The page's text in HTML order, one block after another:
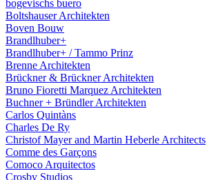
bogevischs buero
Boltshauser Architekten
Boven Bouw
Brandlhuber+
Brandlhuber+ / Tammo Prinz
Brenne Architekten
Brückner & Brückner Architekten
Bruno Fioretti Marquez Architekten
Buchner + Bründler Architekten
Carlos Quintàns
Charles De Ry
Christof Mayer and Martin Heberle Architects
Comme des Garçons
Comoco Arquitectos
Crosby Studios